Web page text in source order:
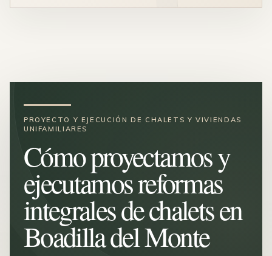
PROYECTO Y EJECUCIÓN DE CHALETS Y VIVIENDAS
UNIFAMILIARES
Cómo proyectamos y
ejecutamos reformas
integrales de chalets en
Boadilla del Monte